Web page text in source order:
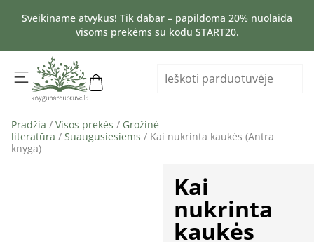
Sveikiname atvykus! Tik dabar – papildoma 20% nuolaida
visoms prekėms su kodu START20.
Pradžia / Visos prekės / Grožinė
literatūra / Suaugusiesiems / Kai nukrinta kaukės (Antra
knyga)
Kai
nukrinta
kaukės